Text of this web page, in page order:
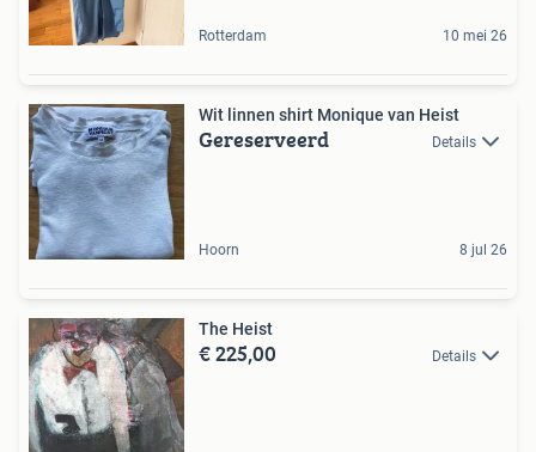
Rotterdam 10 mei 26
Wit linnen shirt Monique van Heist
Gereserveerd Details
Hoorn 8 jul 26
The Heist
€ 225,00 Details